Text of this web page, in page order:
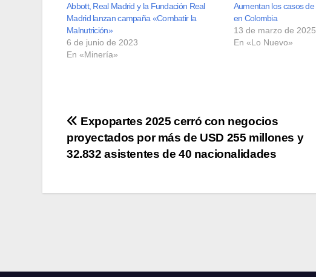
Abbott, Real Madrid y la Fundación Real
Madrid lanzan campaña «Combatir la
Malnutrición»
6 de junio de 2023
En «Minería»
Aumentan los casos
en Colombia
13 de marzo de 2025
En «Lo Nuevo»
Navegación
de
Expopartes 2025 cerró con negocios
proyectados por más de USD 255 millones y
32.832 asistentes de 40 nacionalidades